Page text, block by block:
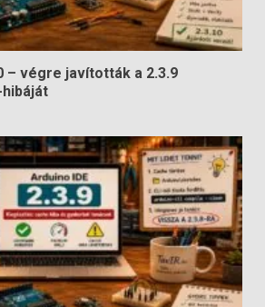
– végre javították a 2.3.9